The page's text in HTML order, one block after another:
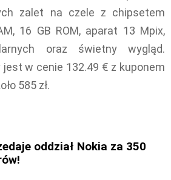
zalet na czele z chipsetem
16 GB ROM, aparat 13 Mpix,
oraz świetny wygląd.
w cenie 132.49 € z kuponem
585 zł.
oddział Nokia za 350